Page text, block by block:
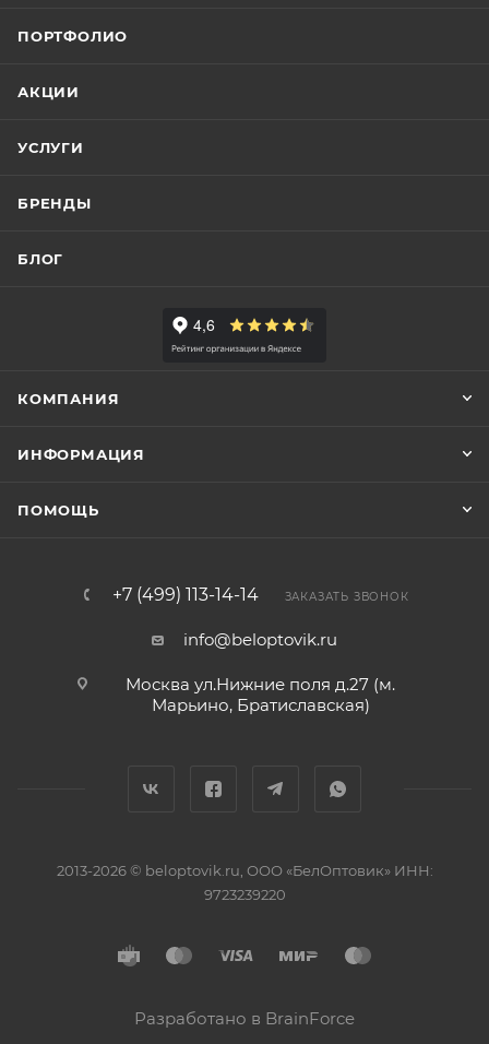
ПОРТФОЛИО
АКЦИИ
УСЛУГИ
БРЕНДЫ
БЛОГ
КОМПАНИЯ
ИНФОРМАЦИЯ
ПОМОЩЬ
+7 (499) 113-14-14 ЗАКАЗАТЬ ЗВОНОК
info@beloptovik.ru
Москва ул.Нижние поля д.27 (м.
Марьино, Братиславская)
2013-2026 © beloptovik.ru, ООО «БелОптовик» ИНН:
9723239220
Разработано в BrainForce